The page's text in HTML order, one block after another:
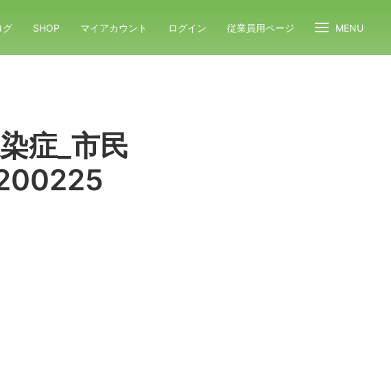
グ SHOP マイアカウント ログイン 従業員用ページ MENU
症_市民